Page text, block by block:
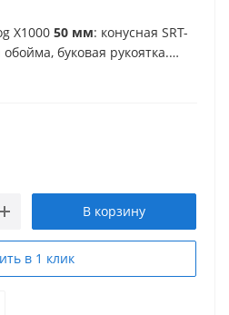
X1000 50 мм: конусная SRT-
буковая рукоятка.
и примыканиям — чистое
В корзину
в 1 клик